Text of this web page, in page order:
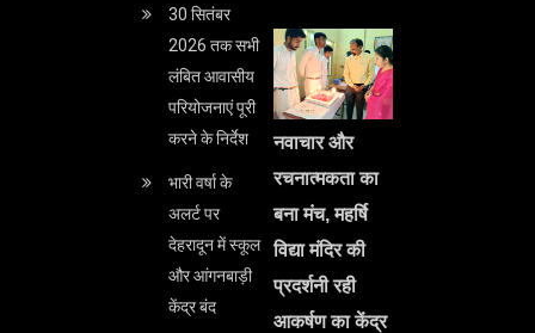
30 सितंबर
2026 तक सभी
लंबित आवासीय
परियोजनाएं पूरी
करने के निर्देश
भारी वर्षा के
अलर्ट पर
देहरादून में स्कूल
और आंगनबाड़ी
केंद्र बंद
नवाचार और
रचनात्मकता का
बना मंच, महर्षि
विद्या मंदिर की
प्रदर्शनी रही
आकर्षण का केंद्र